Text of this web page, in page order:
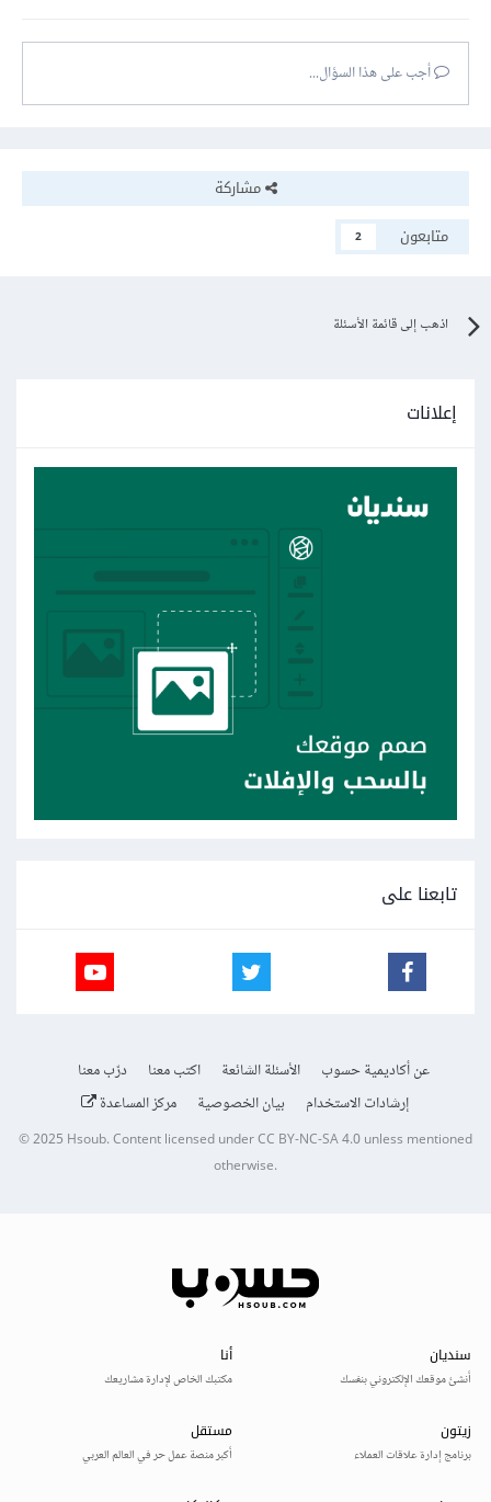
أجب على هذا السؤال...
مشاركة
متابعون
2
اذهب إلى قائمة الأسئلة
إعلانات
تابعنا على
عن أكاديمية حسوب الأسئلة الشائعة اكتب معنا
درّب معنا
إرشادات الاستخدام
بيان الخصوصية مركز المساعدة
© 2025Hsoub.Content licensed underCC BY-NC-SA 4.0unless mentioned
otherwise.